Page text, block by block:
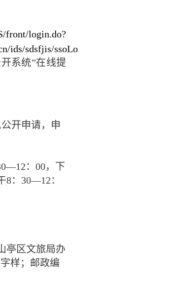
front/login.do?
ids/sdsfjis/
系统”在线提
开申请，申
： 00，下
8： 30—12：
亭区文旅局办
样；邮政编